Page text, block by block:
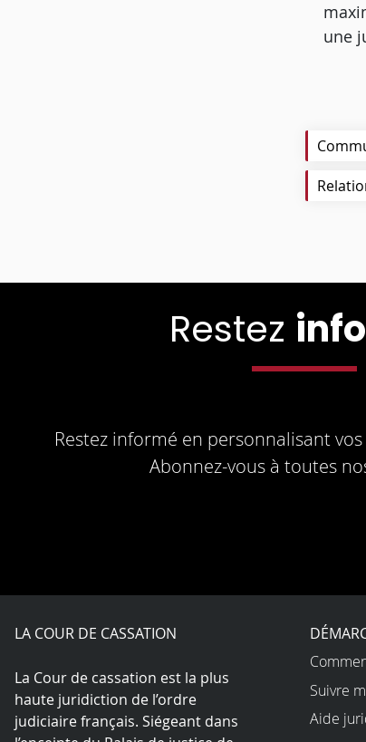
une
Restez
Restez informé en personnalisant
Abonnez-vous à toutes
LA COUR DE CASSATION
La Cour de cassation est la plus
haute juridiction de l’ordre
judiciaire français. Siégeant dans
Suivre
Aide